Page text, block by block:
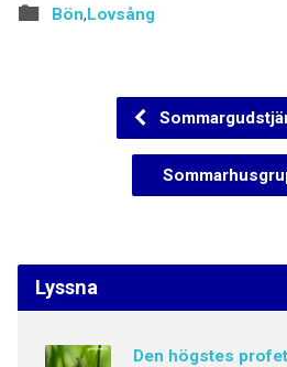
Bön,Lovsång
Lyssna
Den högstes profet